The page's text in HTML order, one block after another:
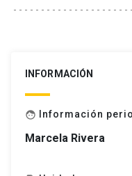
INFORMACIÓN
face Información
Marcela Rivera